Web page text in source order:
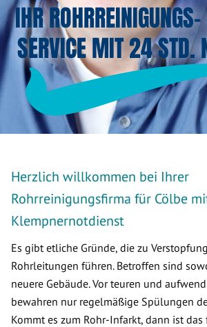
IHR
SERVICE MIT 24 STD.
Herzlich willkommen bei Ihrer
Rohrreinigungsfirma für Cölbe
Klempnernotdienst
Es gibt etliche Gründe, die zu
Rohrleitungen führen. Betroffen sind
neuere Gebäude. Vor teuren und
bewahren nur regelmäßige Spülungen
Kommt es zum Rohr-Infarkt, dann ist